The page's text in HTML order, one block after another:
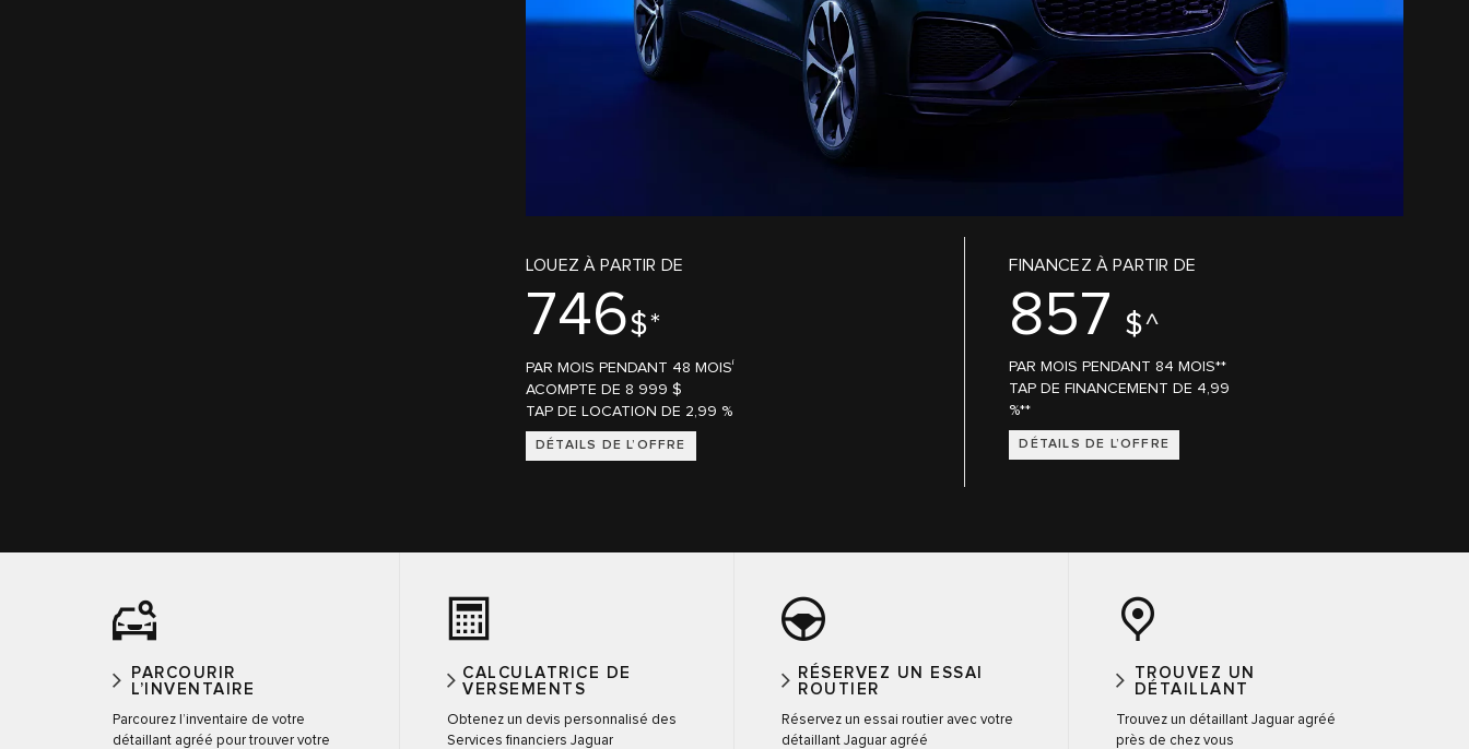
LOUEZ À PARTIR DE
746$*
PAR MOIS PENDANT 48 MOIS¡
ACOMPTE DE 8 999 $
TAP DE LOCATION DE 2,99 %
DÉTAILS DE L’OFFRE
FINANCEZ À PARTIR DE
857$^
PAR MOIS PENDANT 84 MOIS**
TAP DE FINANCEMENT DE 4,99
%**
DÉTAILS DE L’OFFRE
PARCOURIR
L’INVENTAIRE
Parcourez l’inventaire de votre
détaillant agréé pour trouver votre
CALCULATRICE DE
VERSEMENTS
Obtenez un devis personnalisé des
Services financiers Jaguar
RÉSERVEZ UN ESSAI
ROUTIER
Réservez un essai routier avec votre
détaillant Jaguar agréé
TROUVEZ UN
DÉTAILLANT
Trouvez un détaillant Jaguar agréé
près de chez vous